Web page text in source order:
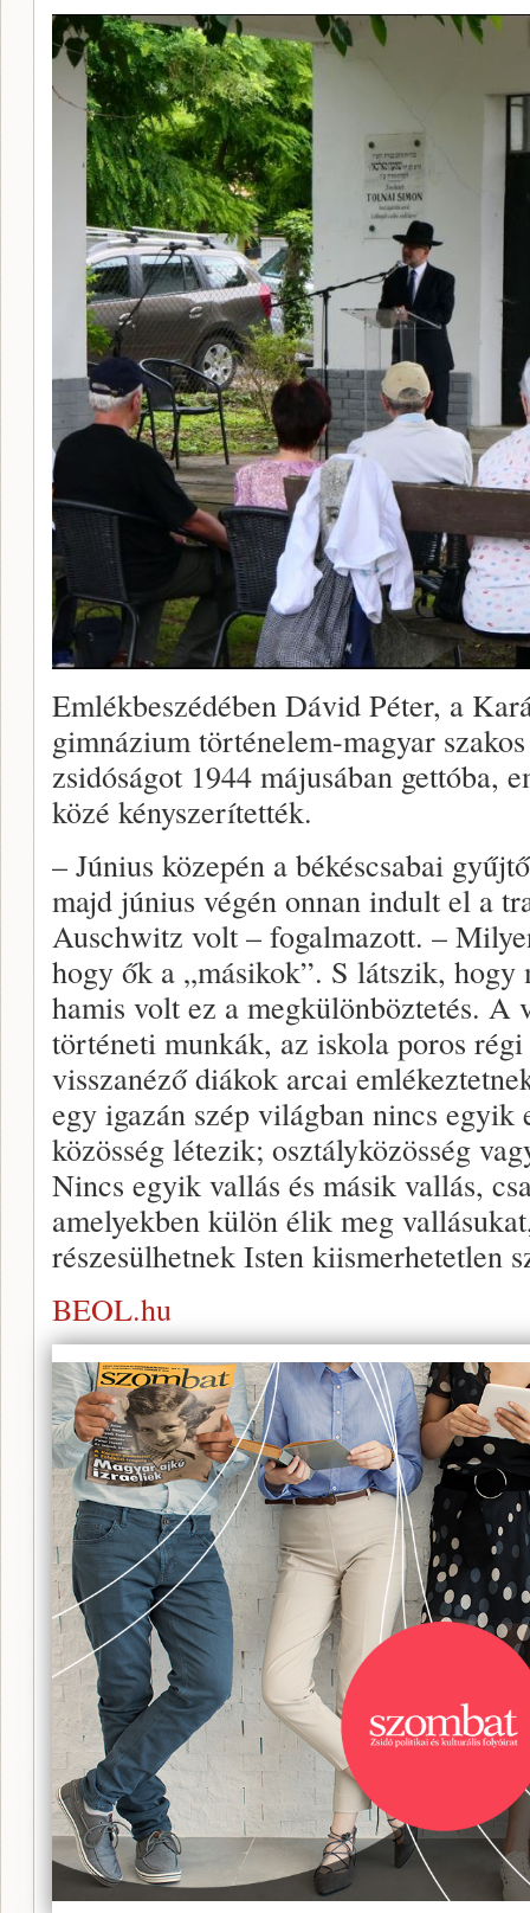
Emlékbeszédében Dávid Péter, a
gimnázium történelem-magyar
zsidóságot 1944 májusában gettóba,
közé kényszerítették.
– Június közepén a békéscsabai
majd június végén onnan indult el a
Auschwitz volt – fogalmazott. –
hogy ők a „másikok”. S látszik,
hamis volt ez a megkülönböztetés. A
történeti munkák, az iskola poros
visszanéző diákok arcai
egy igazán szép világban nincs egyik
közösség létezik; osztályközösség
Nincs egyik vallás és másik vallás,
amelyekben külön élik meg
részesülhetnek Isten kiismerhetetlen
BEOL.hu